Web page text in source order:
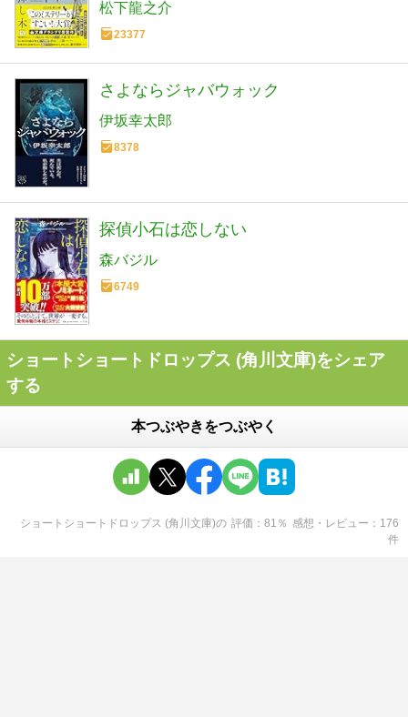
松下龍之介
23377
さよならジャバウォック
伊坂幸太郎
8378
探偵小石は恋しない
森バジル
6749
ショートショートドロップス (角川文庫)をシェア
する
本つぶやきをつぶやく
ショートショートドロップス (角川文庫)の 評価 81 ％ 感想・レビュー
176
件